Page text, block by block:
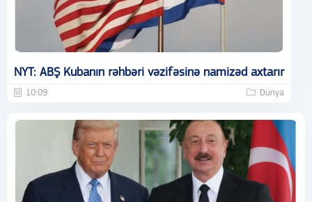
NYT: ABŞ Kubanın rəhbəri vəzifəsinə namizəd axtarır
10:09 Dünya